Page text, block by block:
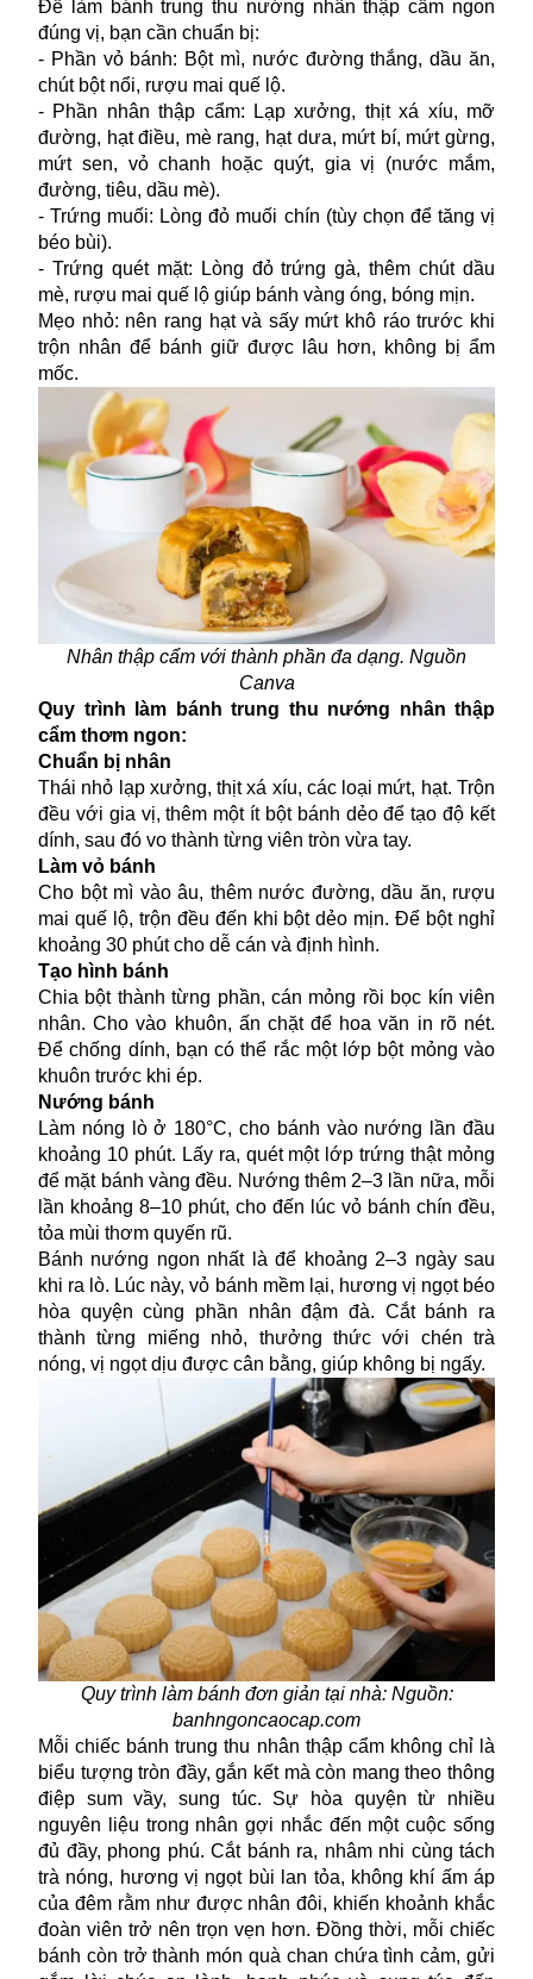
Để làm bánh trung thu nướng nhân thập cẩm ngon
đúng vị, bạn cần chuẩn bị:
- Phần vỏ bánh: Bột mì, nước đường thắng, dầu ăn,
chút bột nổi, rượu mai quế lộ.
- Phần nhân thập cẩm: Lạp xưởng, thịt xá xíu, mỡ
đường, hạt điều, mè rang, hạt dưa, mứt bí, mứt gừng,
mứt sen, vỏ chanh hoặc quýt, gia vị (nước mắm,
đường, tiêu, dầu mè).
- Trứng muối: Lòng đỏ muối chín (tùy chọn để tăng vị
béo bùi).
- Trứng quét mặt: Lòng đỏ trứng gà, thêm chút dầu
mè, rượu mai quế lộ giúp bánh vàng óng, bóng mịn.
Mẹo nhỏ: nên rang hạt và sấy mứt khô ráo trước khi
trộn nhân để bánh giữ được lâu hơn, không bị ẩm
mốc.
Nhân thập cẩm với thành phần đa dạng. Nguồn
Canva
Quy trình làm bánh trung thu nướng nhân thập
cẩm thơm ngon:
Chuẩn bị nhân
Thái nhỏ lạp xưởng, thịt xá xíu, các loại mứt, hạt. Trộn
đều với gia vị, thêm một ít bột bánh dẻo để tạo độ kết
dính, sau đó vo thành từng viên tròn vừa tay.
Làm vỏ bánh
Cho bột mì vào âu, thêm nước đường, dầu ăn, rượu
mai quế lộ, trộn đều đến khi bột dẻo mịn. Để bột nghỉ
khoảng 30 phút cho dễ cán và định hình.
Tạo hình bánh
Chia bột thành từng phần, cán mỏng rồi bọc kín viên
nhân. Cho vào khuôn, ấn chặt để hoa văn in rõ nét.
Để chống dính, bạn có thể rắc một lớp bột mỏng vào
khuôn trước khi ép.
Nướng bánh
Làm nóng lò ở 180°C, cho bánh vào nướng lần đầu
khoảng 10 phút. Lấy ra, quét một lớp trứng thật mỏng
để mặt bánh vàng đều. Nướng thêm 2–3 lần nữa, mỗi
lần khoảng 8–10 phút, cho đến lúc vỏ bánh chín đều,
tỏa mùi thơm quyến rũ.
Bánh nướng ngon nhất là để khoảng 2–3 ngày sau
khi ra lò. Lúc này, vỏ bánh mềm lại, hương vị ngọt béo
hòa quyện cùng phần nhân đậm đà. Cắt bánh ra
thành từng miếng nhỏ, thưởng thức với chén trà
nóng, vị ngọt dịu được cân bằng, giúp không bị ngấy.
Quy trình làm bánh đơn giản tại nhà: Nguồn:
banhngoncaocap.com
Mỗi chiếc bánh trung thu nhân thập cẩm không chỉ là
biểu tượng tròn đầy, gắn kết mà còn mang theo thông
điệp sum vầy, sung túc. Sự hòa quyện từ nhiều
nguyên liệu trong nhân gợi nhắc đến một cuộc sống
đủ đầy, phong phú. Cắt bánh ra, nhâm nhi cùng tách
trà nóng, hương vị ngọt bùi lan tỏa, không khí ấm áp
của đêm rằm như được nhân đôi, khiến khoảnh khắc
đoàn viên trở nên trọn vẹn hơn. Đồng thời, mỗi chiếc
bánh còn trở thành món quà chan chứa tình cảm, gửi